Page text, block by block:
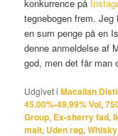
konkurrence på
tegnebogen frem.
en sum penge på en
denne anmeldelse af
god, men det får man
Udgivet i Macallan
45.00%-49.99% Vol,
Group, Ex-sherry fad,
malt, Uden røg,